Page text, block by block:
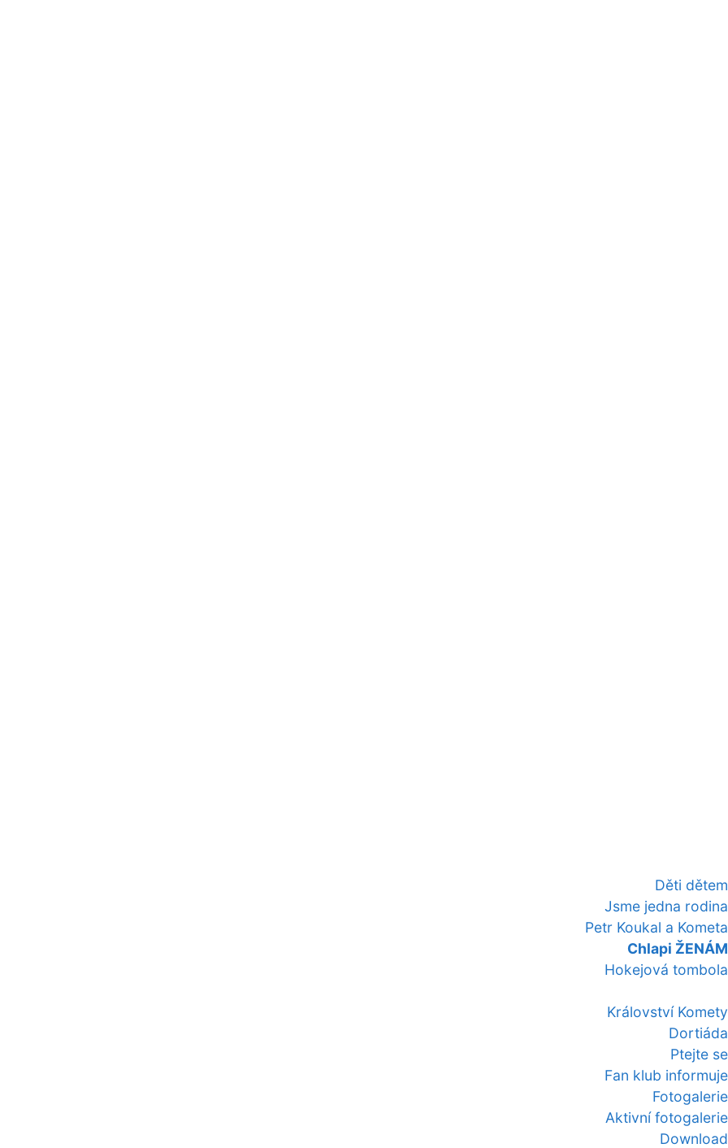
Děti dětem
Jsme jedna rodina
Petr Koukal a Kometa
Chlapi ŽENÁM
Hokejová tombola
Království Komety
Dortiáda
Ptejte se
Fan klub informuje
Fotogalerie
Aktivní fotogalerie
Download